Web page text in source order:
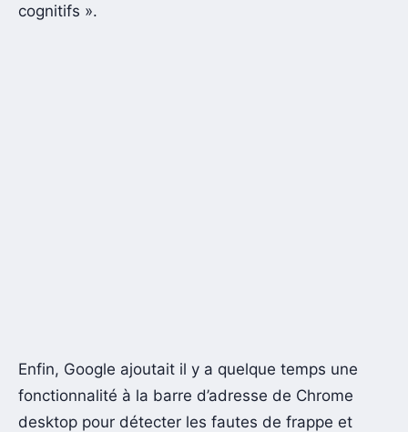
cognitifs ».
Enfin, Google ajoutait il y a quelque temps une
fonctionnalité à la barre d’adresse de Chrome
desktop pour détecter les fautes de frappe et